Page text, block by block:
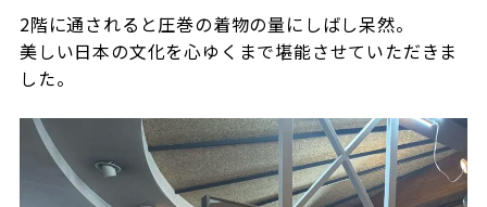
2階に通されると圧巻の着物の量にしばし呆然。
美しい日本の文化を心ゆくまで堪能させていただきま
した。